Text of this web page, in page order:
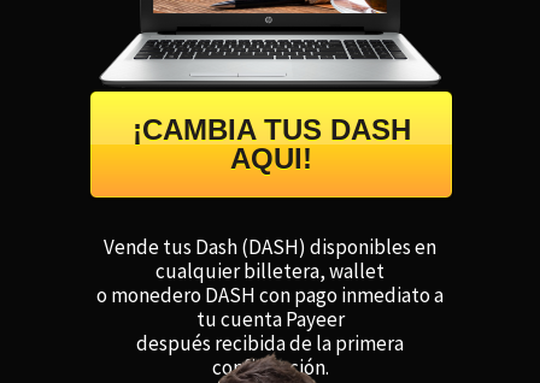
¡CAMBIA TUS DASH
AQUI!
Vende tus Dash (DASH) disponibles en
cualquier billetera, wallet
o monedero DASH con pago inmediato a
tu cuenta Payeer
después recibida de la primera
confirmación.